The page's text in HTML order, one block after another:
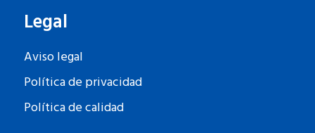
Legal
Aviso legal
Política de privacidad
Política de calidad